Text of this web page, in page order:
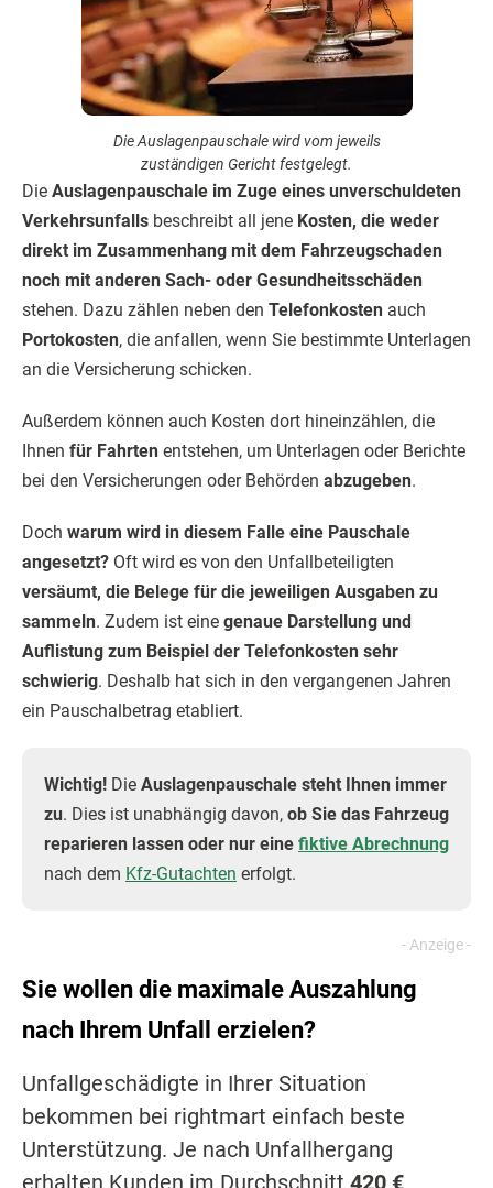
Die Auslagenpauschale wird vom jeweils
zuständigen Gericht festgelegt.
Die Auslagenpauschale im Zuge eines unverschuldeten
Verkehrsunfalls beschreibt all jene Kosten, die weder
direkt im Zusammenhang mit dem Fahrzeugschaden
noch mit anderen Sach- oder Gesundheitsschäden
stehen. Dazu zählen neben den Telefonkosten auch
Portokosten, die anfallen, wenn Sie bestimmte Unterlagen
an die Versicherung schicken.
Außerdem können auch Kosten dort hineinzählen, die
Ihnen für Fahrten entstehen, um Unterlagen oder Berichte
bei den Versicherungen oder Behörden abzugeben.
Doch warum wird in diesem Falle eine Pauschale
angesetzt? Oft wird es von den Unfallbeteiligten
versäumt, die Belege für die jeweiligen Ausgaben zu
sammeln. Zudem ist eine genaue Darstellung und
Auflistung zum Beispiel der Telefonkosten sehr
schwierig. Deshalb hat sich in den vergangenen Jahren
ein Pauschalbetrag etabliert.
Wichtig! Die Auslagenpauschale steht Ihnen immer
zu. Dies ist unabhängig davon, ob Sie das Fahrzeug
reparieren lassen oder nur eine fiktive Abrechnung
nach dem Kfz-Gutachten erfolgt.
Sie wollen die maximale Auszahlung
nach Ihrem Unfall erzielen?
Unfallgeschädigte in Ihrer Situation
bekommen bei rightmart einfach beste
Unterstützung. Je nach Unfallhergang
erhalten Kunden im Durchschnitt 420 €